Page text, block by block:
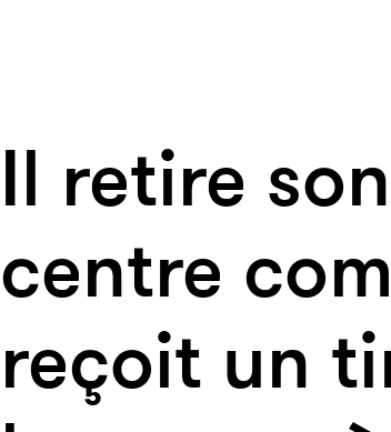
Il retire
centre
reçoit un